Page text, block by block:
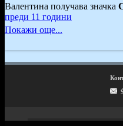
Валентина получава значка
преди 11 години
Покажи още...